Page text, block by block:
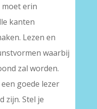
moet erin
kanten
Lezen en
waarbij
zal worden.
goede lezer
zijn. Stel je